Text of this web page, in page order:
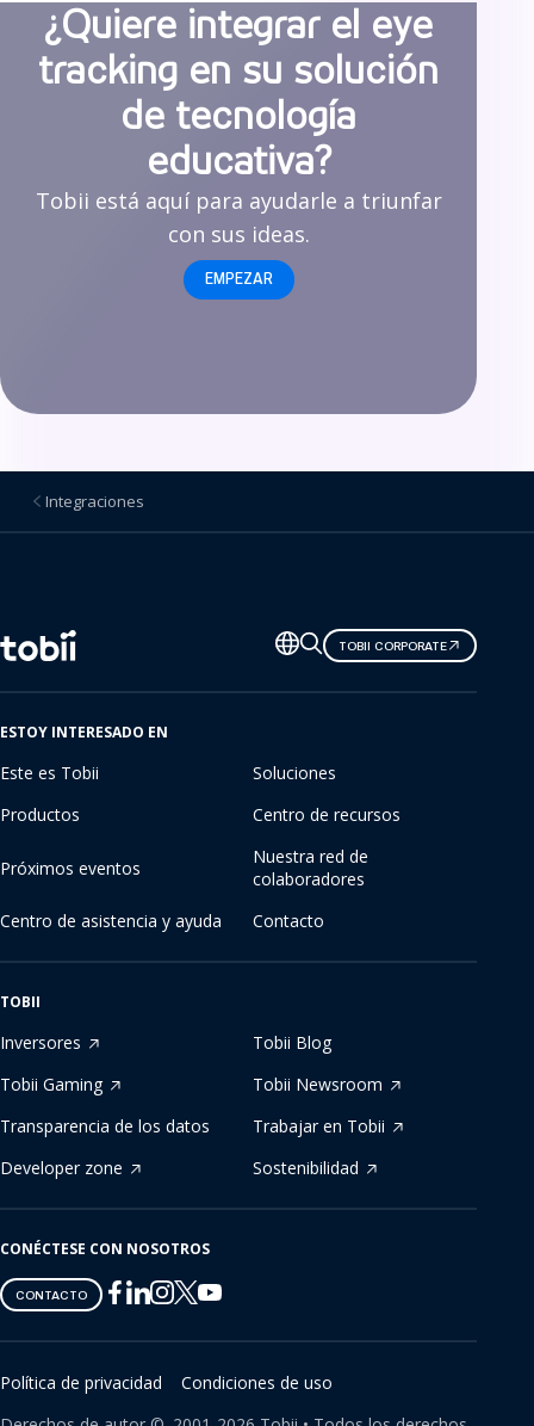
¿Quiere integrar el eye
tracking en su solución
de tecnología
educativa?
Tobii está aquí para ayudarle a triunfar
con sus ideas.
EMPEZAR
Integraciones
Cambiar
de
idioma
TOBII CORPORATE
ESTOY INTERESADO EN
Este es Tobii
Soluciones
Productos
Centro de recursos
Próximos eventos
Nuestra red de
colaboradores
Centro de asistencia y ayuda
Contacto
TOBII
Inversores
Tobii Blog
Tobii Gaming
Tobii Newsroom
Transparencia de los datos
Trabajar en Tobii
Developer zone
Sostenibilidad
CONÉCTESE CON NOSOTROS
CONTACTO
Tobii
on
Facebook
Tobii
on
Linkedin
Tobii
on
Instagram
Tobii
on
Twitter
Tobii
on
Youtube
Política de privacidad
Condiciones de uso